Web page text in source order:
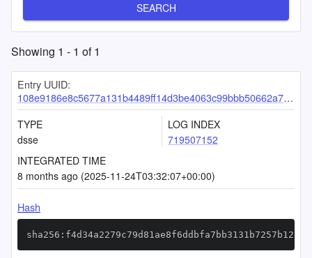
SEARCH
Showing 1 - 1 of1
Entry UUID:
108e9186e8c5677a131b4489ff14d3be4063c99bbb50662a76452536c67385df55c74c1c59745817
TYPE
dsse
LOG INDEX
719507152
INTEGRATED TIME
8 months ago (2025-11-24T03:32:07+00:00)
Hash